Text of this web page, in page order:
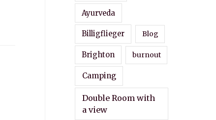
Ayurveda
Billigflieger Blog
Brighton burnout
Camping
Double Room with
a view